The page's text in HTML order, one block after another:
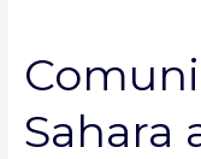
Sahara
Sahara
ante
la
liberación